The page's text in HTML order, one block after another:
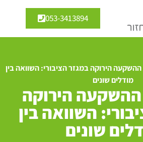
053-3413894
ההשקעה הירוקה במגזר הציבורי: השוואה בין
מודלים שונים
ההשקעה הירוקה
השוואה בין
שונים